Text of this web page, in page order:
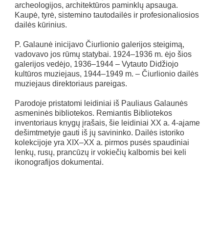
archeologijos, architektūros paminklų apsauga.
Kaupė, tyrė, sistemino tautodailės ir profesionaliosios
dailės kūrinius.
P. Galaunė inicijavo Čiurlionio galerijos steigimą,
vadovavo jos rūmų statybai. 1924–1936 m. ėjo šios
galerijos vedėjo, 1936–1944 – Vytauto Didžiojo
kultūros muziejaus, 1944–1949 m. – Čiurlionio dailės
muziejaus direktoriaus pareigas.
Parodoje pristatomi leidiniai iš Pauliaus Galaunės
asmeninės bibliotekos. Remiantis Bibliotekos
inventoriaus knygų įrašais, šie leidiniai XX a. 4-ajame
dešimtmetyje gauti iš jų savininko. Dailės istoriko
kolekcijoje yra XIX–XX a. pirmos pusės spaudiniai
lenkų, rusų, prancūzų ir vokiečių kalbomis bei keli
ikonografijos dokumentai.